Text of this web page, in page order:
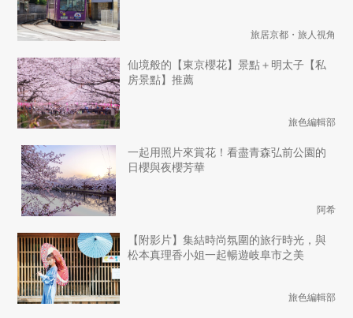
旅居京都・旅人視角
仙境般的【東京櫻花】景點＋明太子【私
房景點】推薦
旅色編輯部
一起用照片來賞花！看盡青森弘前公園的
日櫻與夜櫻芳華
阿希
【附影片】集結時尚氛圍的旅行時光，與
松本真理香小姐一起暢遊岐阜市之美
旅色編輯部